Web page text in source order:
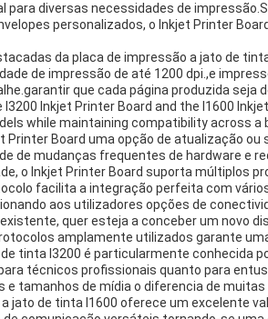
para diversas necessidades de
personalizados, o Inkjet Printer
da placa de impressão a jato de
de impressão de até 1200 dpi.,e
que cada página produzida seja
Inkjet Printer Board and the I1600
while maintaining compatibility across
Printer Board uma opção de atualização
de mudanças frequentes de hardware e
o Inkjet Printer Board suporta múltiplos
facilita a integração perfeita com
aos utilizadores opções de
quer esteja a conceber um novo
amplamente utilizados garante
tinta I3200 é particularmente conhecida
técnicos profissionais quanto para
tamanhos de mídia o diferencia de
jato de tinta I1600 oferece um excelente